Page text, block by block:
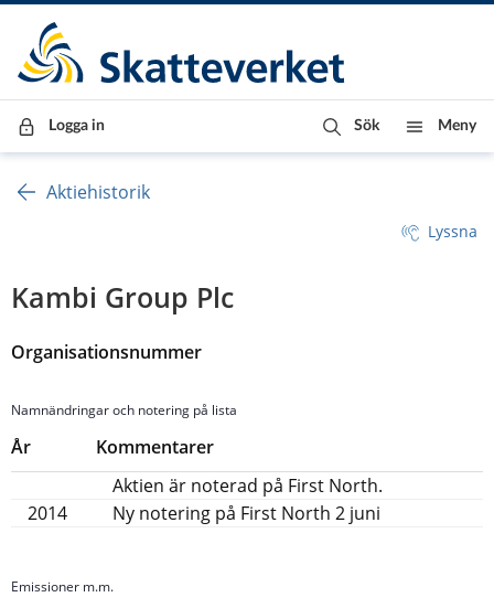
Till innehåll
Till navigationen
Till chattrobot
Logga in Sök Meny
Aktiehistorik
Lyssna
Kambi Group Plc
Organisationsnummer
Namnändringar och notering på lista
År
Kommentarer
Aktien är noterad på First North.
2014
Ny notering på First North 2 juni
Emissioner m.m.